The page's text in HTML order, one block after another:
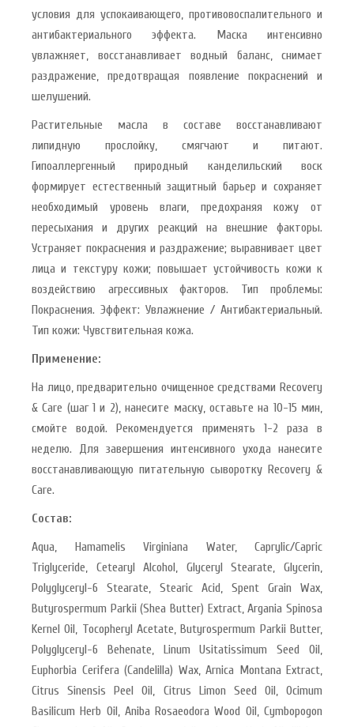
условия для успокаивающего, противовоспалительного и
антибактериального эффекта. Маска интенсивно
увлажняет, восстанавливает водный баланс, снимает
раздражение, предотвращая появление покраснений и
шелушений.
Растительные масла в составе восстанавливают
липидную прослойку, смягчают и питают.
Гипоаллергенный природный канделильский воск
формирует естественный защитный барьер и сохраняет
необходимый уровень влаги, предохраняя кожу от
пересыхания и других реакций на внешние факторы.
Устраняет покраснения и раздражение; выравнивает цвет
лица и текстуру кожи; повышает устойчивость кожи к
воздействию агрессивных факторов. Тип проблемы:
Покраснения. Эффект: Увлажнение / Антибактериальный.
Тип кожи: Чувствительная кожа.
Применение:
На лицо, предварительно очищенное средствами Recovery
& Care (шаг 1 и 2), нанесите маску, оставьте на 10-15 мин,
смойте водой. Рекомендуется применять 1-2 раза в
неделю. Для завершения интенсивного ухода нанесите
восстанавливающую питательную сыворотку Recovery &
Care.
Состав:
Aqua, Hamamelis Virginiana Water, Caprylic/Capric
Triglyceride, Cetearyl Alcohol, Glyceryl Stearate, Glycerin,
Polyglyceryl-6 Stearate, Stearic Acid, Spent Grain Wax,
Butyrospermum Parkii (Shea Butter) Extract, Argania Spinosa
Kernel Oil, Tocopheryl Acetate, Butyrospermum Parkii Butter,
Polyglyceryl-6 Behenate, Linum Usitatissimum Seed Oil,
Euphorbia Cerifera (Candelilla) Wax, Arnica Montana Extract,
Citrus Sinensis Peel Oil, Citrus Limon Seed Oil, Ocimum
Basilicum Herb Oil, Aniba Rosaeodora Wood Oil, Cymbopogon